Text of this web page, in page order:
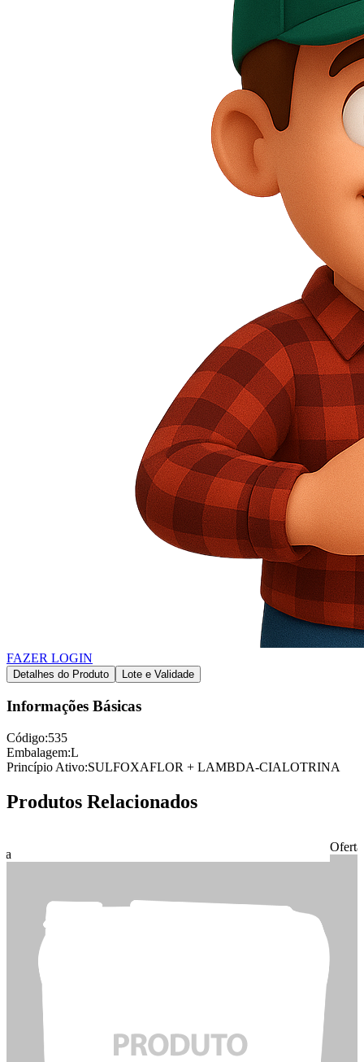
FAZER LOGIN
Detalhes do Produto Lote e Validade
Informações Básicas
Código:535
Embalagem:L
Princípio Ativo:SULFOXAFLOR + LAMBDA-CIALOTRINA
Produtos Relacionados
Oferta